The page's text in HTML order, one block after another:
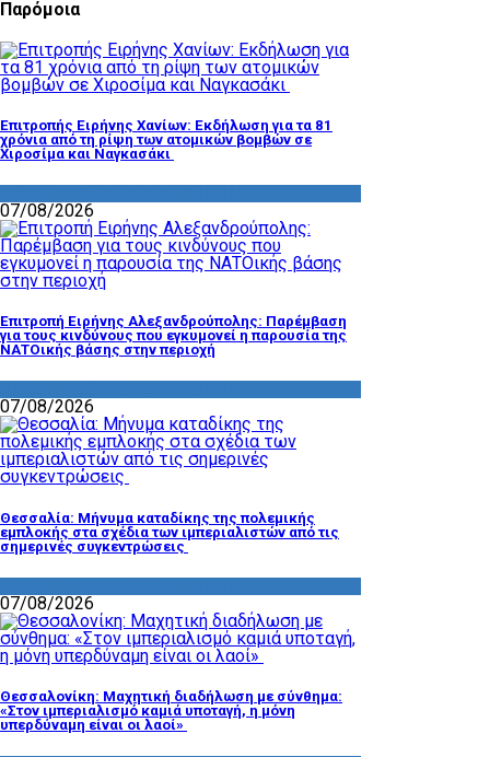
Παρόμοια
Επιτροπής Ειρήνης Χανίων: Εκδήλωση για τα 81
χρόνια από τη ρίψη των ατομικών βομβών σε
Χιροσίμα και Ναγκασάκι
07/08/2026
Επιτροπή Ειρήνης Αλεξανδρούπολης: Παρέμβαση
για τους κινδύνους που εγκυμονεί η παρουσία της
ΝΑΤΟικής βάσης στην περιοχή
07/08/2026
Θεσσαλία: Μήνυμα καταδίκης της πολεμικής
εμπλοκής στα σχέδια των ιμπεριαλιστών από τις
σημερινές συγκεντρώσεις
07/08/2026
Θεσσαλονίκη: Μαχητική διαδήλωση με σύνθημα:
«Στον ιμπεριαλισμό καμιά υποταγή, η μόνη
υπερδύναμη είναι οι λαοί»